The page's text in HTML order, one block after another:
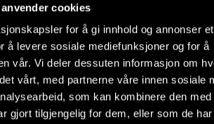
cookies
for å gi innhold og annonser et
å levere sosiale mediefunksjoner og for å
vår. Vi deler dessuten informasjon om
vårt, med partnerne våre innen sosiale
som kan kombinere den med
gjort tilgjengelig for dem, eller som de
i alle fall ikke overlevd uten noen år
en egen eksamen i spilleteknikk,
hengt opp i korridorene. En dårlig
NMH var ikke nødvendigvis verre